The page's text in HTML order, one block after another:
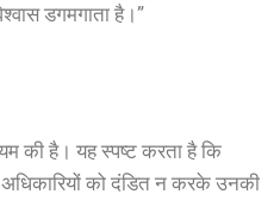
डगमगाता है।”
की है। यह स्पष्ट करता है कि
अधिकारियों को दंडित न करके उनकी